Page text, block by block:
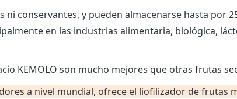
conservantes, y pueden almacenarse hasta por
en las industrias alimentaria, biológica,
a nivel mundial, ofrece el liofilizador de frutas